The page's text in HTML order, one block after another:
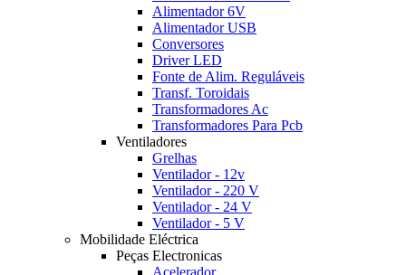
Alimentador 6V
Alimentador USB
Conversores
Driver LED
Fonte de Alim. Reguláveis
Transf. Toroidais
Transformadores Ac
Transformadores Para Pcb
Ventiladores
Grelhas
Ventilador - 12v
Ventilador - 220 V
Ventilador - 24 V
Ventilador - 5 V
Mobilidade Eléctrica
Peças Electronicas
Acelerador